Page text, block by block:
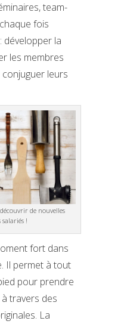
team-
fois
développer la
les membres
conjuguer leurs
de nouvelles
salariés !
fort dans
Il permet à tout
pour prendre
à travers des
La